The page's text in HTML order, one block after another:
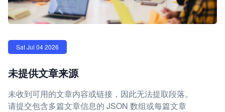
Sat Jul 04 2026
未提供文章来源
未收到可用的文章内容或链接，因此无法提取段落。
请提交包含多篇文章信息的 JSON 数组或每篇文章